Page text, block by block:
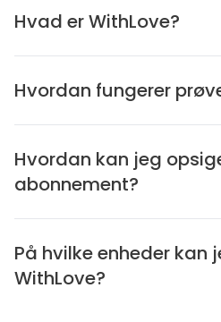
Hvad er WithLove?
Hvordan fungerer
Hvordan kan jeg
abonnement?
På hvilke enheder kan
WithLove?